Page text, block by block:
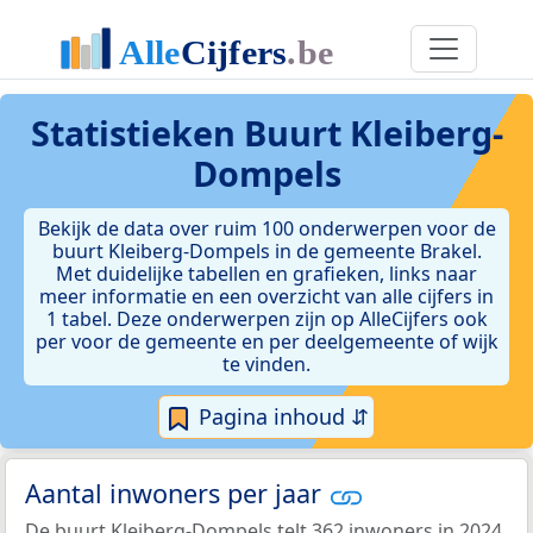
Statistieken Buurt Kleiberg-
Dompels
Bekijk de data over ruim 100 onderwerpen voor de
buurt Kleiberg-Dompels in de gemeente Brakel.
Met duidelijke tabellen en grafieken, links naar
meer informatie en een overzicht van alle cijfers in
1 tabel. Deze onderwerpen zijn op AlleCijfers ook
per voor de gemeente en per deelgemeente of wijk
te vinden.
Pagina inhoud ⇵
Aantal inwoners per jaar